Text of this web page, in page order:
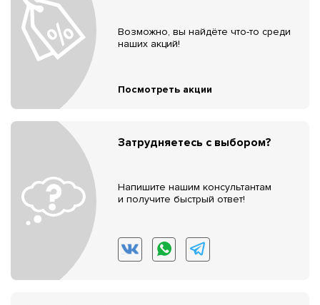
Возможно, вы найдёте что-то среди
наших акций!
Посмотреть акции
Затрудняетесь с выбором?
Напишите нашим консультантам
и получите быстрый ответ!